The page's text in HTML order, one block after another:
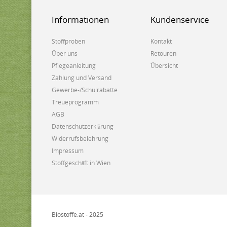
Informationen
Stoffproben
Über uns
Pflegeanleitung
Zahlung und Versand
Gewerbe-/Schulrabatte
Treueprogramm
AGB
Datenschutzerklärung
Widerrufsbelehrung
Impressum
Stoffgeschäft in Wien
Kundenservice
Kontakt
Retouren
Übersicht
Biostoffe.at - 2025